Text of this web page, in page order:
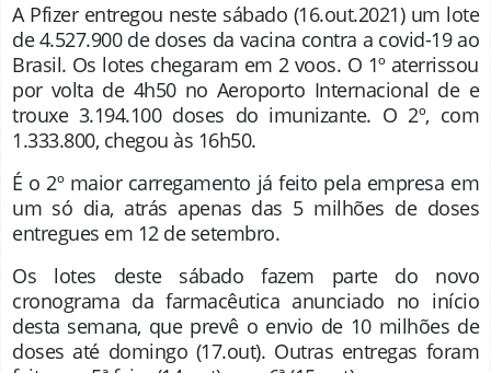
A Pfizer entregou neste sábado (16.out.2021) um lote
de 4.527.900 de doses da vacina contra a covid-19 ao
Brasil. Os lotes chegaram em 2 voos. O 1º aterrissou
por volta de 4h50 no Aeroporto Internacional de e
trouxe 3.194.100 doses do imunizante. O 2º, com
1.333.800, chegou às 16h50.
É o 2º maior carregamento já feito pela empresa em
um só dia, atrás apenas das 5 milhões de doses
entregues em 12 de setembro.
Os lotes deste sábado fazem parte do novo
cronograma da farmacêutica anunciado no início
desta semana, que prevê o envio de 10 milhões de
doses até domingo (17.out). Outras entregas foram